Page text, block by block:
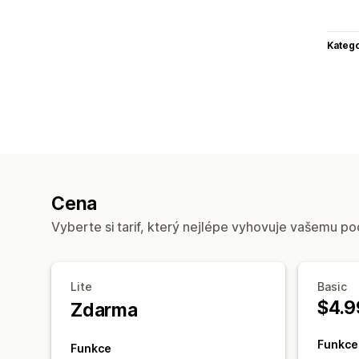
Cena
Vyberte si tarif, který nejlépe vyhovuje vašemu
Lite
Zdarma
Funkce
Basic
Funkce